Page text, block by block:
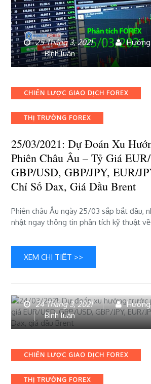
25 Tháng 3, 2021
Bình luậnbài
viết
Dự
đoán
hướng
phiên
châu
Âu
–
tỷ
EUR/USD,
GBP/USD,
EUR/GBP,
giá
dầu
Brent
Categories
CHIẾN LƯỢC GIAO DỊCH FOREX
THỊ TRƯỜNG FOREX
25/03/2021: Dự Đoán Xu
Phiên Châu Âu – Tỷ Giá
GBP/USD, GBP/JPY, EUR/
Chỉ Số Dax, Giá Dầu Brent
Phiên châu Âu ngày 25/03 sắp bắt đầu,
nhật ngay thông tin phân tích kỹ thuật
XEM CHI TIẾT >>
24 Tháng 3, 2021
Bình luậnbài
viết
Dự
đoán
hướng
Categories
CHIẾN LƯỢC GIAO DỊCH FOREX
THỊ TRƯỜNG FOREX